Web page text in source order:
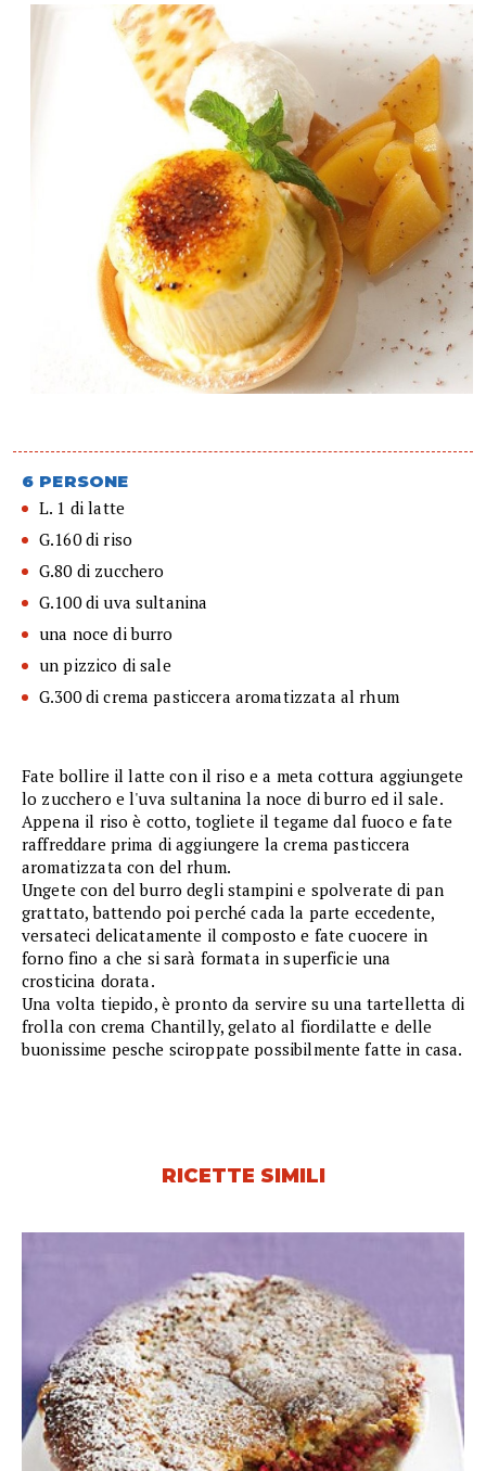
6 PERSONE
L. 1 di latte
G.160 di riso
G.80 di zucchero
G.100 di uva sultanina
una noce di burro
un pizzico di sale
G.300 di crema pasticcera aromatizzata al rhum
Fate bollire il latte con il riso e a meta cottura aggiungete
lo zucchero e l'uva sultanina la noce di burro ed il sale.
Appena il riso è cotto, togliete il tegame dal fuoco e fate
raffreddare prima di aggiungere la crema pasticcera
aromatizzata con del rhum.
Ungete con del burro degli stampini e spolverate di pan
grattato, battendo poi perché cada la parte eccedente,
versateci delicatamente il composto e fate cuocere in
forno fino a che si sarà formata in superficie una
crosticina dorata.
Una volta tiepido, è pronto da servire su una tartelletta di
frolla con crema Chantilly, gelato al fiordilatte e delle
buonissime pesche sciroppate possibilmente fatte in casa.
RICETTE SIMILI